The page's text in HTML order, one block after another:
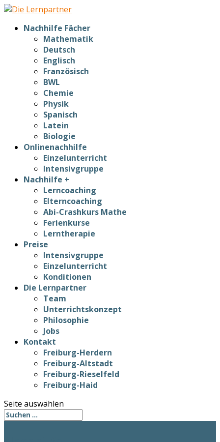
Nachhilfe Fächer
Mathematik
Deutsch
Englisch
Französisch
BWL
Chemie
Physik
Spanisch
Latein
Biologie
Onlinenachhilfe
Einzelunterricht
Intensivgruppe
Nachhilfe +
Lerncoaching
Elterncoaching
Abi-Crashkurs Mathe
Ferienkurse
Lerntherapie
Preise
Intensivgruppe
Einzelunterricht
Konditionen
Die Lernpartner
Team
Unterrichtskonzept
Philosophie
Jobs
Kontakt
Freiburg-Herdern
Freiburg-Altstadt
Freiburg-Rieselfeld
Freiburg-Haid
Seite auswählen